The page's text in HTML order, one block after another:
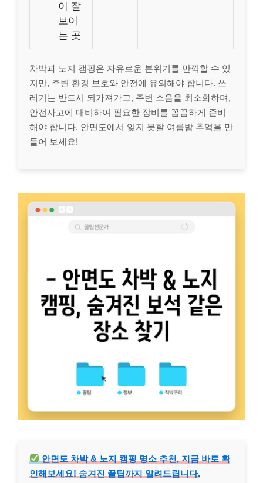
이 잘
보이
는 곳
차박과 노지 캠핑은 자유로운 분위기를 만끽할 수 있
지만, 주변 환경 보호와 안전에 유의해야 합니다. 쓰
레기는 반드시 되가져가고, 주변 소음을 최소화하며,
안전사고에 대비하여 필요한 장비를 꼼꼼하게 준비
해야 합니다. 안면도에서 잊지 못할 여름밤 추억을 만
들어 보세요!
안면도 차박 & 노지 캠핑 명소 추천, 지금 바로 확
인해보세요! 숨겨진 꿀팁까지 알려드립니다.